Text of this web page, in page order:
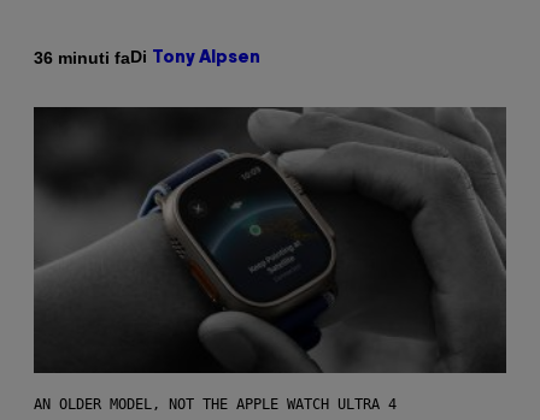
36 minuti faDi Tony Alpsen
AN OLDER MODEL, NOT THE APPLE WATCH ULTRA 4